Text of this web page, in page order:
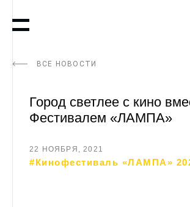
ВСЕ НОВОСТИ
Город светлее с кино
Фестивалем «ЛАМПА»
22 НОЯБРЯ, 2021
#Кинофестиваль «ЛАМПА»